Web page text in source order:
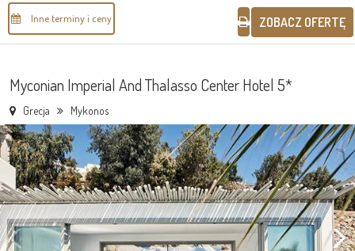
Inne terminy i ceny ZOBACZ OFERTĘ
Myconian Imperial And Thalasso Center Hotel 5*
Grecja Mykonos